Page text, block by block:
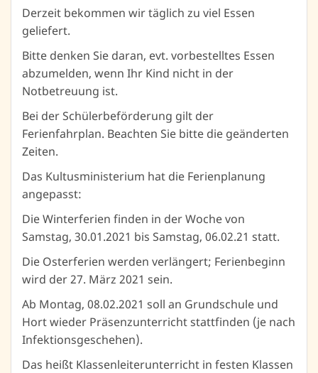
Derzeit bekommen wir täglich zu viel Essen
geliefert.
Bitte denken Sie daran, evt. vorbestelltes Essen
abzumelden, wenn Ihr Kind nicht in der
Notbetreuung ist.
Bei der Schülerbeförderung gilt der
Ferienfahrplan. Beachten Sie bitte die geänderten
Zeiten.
Das Kultusministerium hat die Ferienplanung
angepasst:
Die Winterferien finden in der Woche von
Samstag, 30.01.2021 bis Samstag, 06.02.21 statt.
Die Osterferien werden verlängert; Ferienbeginn
wird der 27. März 2021 sein.
Ab Montag, 08.02.2021 soll an Grundschule und
Hort wieder Präsenzunterricht stattfinden (je nach
Infektionsgeschehen).
Das heißt Klassenleiterunterricht in festen Klassen